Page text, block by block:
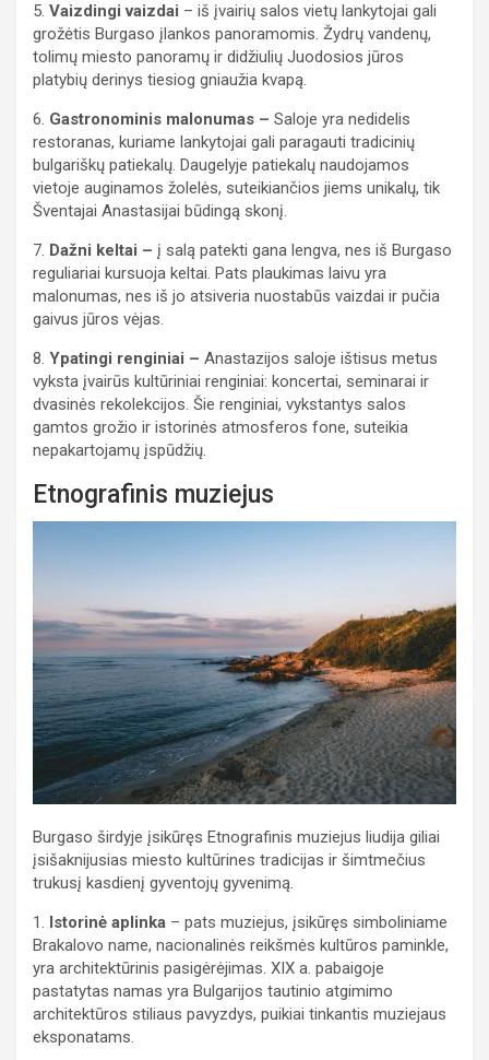
5. Vaizdingi vaizdai – iš įvairių salos vietų lankytojai gali
grožėtis Burgaso įlankos panoramomis. Žydrų vandenų,
tolimų miesto panoramų ir didžiulių Juodosios jūros
platybių derinys tiesiog gniaužia kvapą.
6. Gastronominis malonumas – Saloje yra nedidelis
restoranas, kuriame lankytojai gali paragauti tradicinių
bulgariškų patiekalų. Daugelyje patiekalų naudojamos
vietoje auginamos žolelės, suteikiančios jiems unikalų, tik
Šventajai Anastasijai būdingą skonį.
7. Dažni keltai – į salą patekti gana lengva, nes iš Burgaso
reguliariai kursuoja keltai. Pats plaukimas laivu yra
malonumas, nes iš jo atsiveria nuostabūs vaizdai ir pučia
gaivus jūros vėjas.
8. Ypatingi renginiai – Anastazijos saloje ištisus metus
vyksta įvairūs kultūriniai renginiai: koncertai, seminarai ir
dvasinės rekolekcijos. Šie renginiai, vykstantys salos
gamtos grožio ir istorinės atmosferos fone, suteikia
nepakartojamų įspūdžių.
Etnografinis muziejus
Burgaso širdyje įsikūręs Etnografinis muziejus liudija giliai
įsišaknijusias miesto kultūrines tradicijas ir šimtmečius
trukusį kasdienį gyventojų gyvenimą.
1. Istorinė aplinka – pats muziejus, įsikūręs simboliniame
Brakalovo name, nacionalinės reikšmės kultūros paminkle,
yra architektūrinis pasigėrėjimas. XIX a. pabaigoje
pastatytas namas yra Bulgarijos tautinio atgimimo
architektūros stiliaus pavyzdys, puikiai tinkantis muziejaus
eksponatams.